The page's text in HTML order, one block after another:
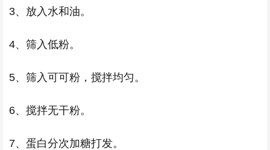
3、放入水和油。
4、筛入低粉。
5、筛入可可粉，搅拌均匀。
6、搅拌无干粉。
7、蛋白分次加糖打发。